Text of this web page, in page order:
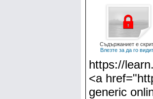
Съдържаниет е
Влезте за да го
https://
<a
generic